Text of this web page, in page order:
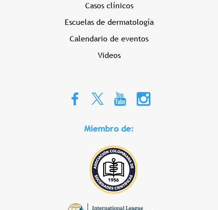
Casos clínicos
Escuelas de dermatología
Calendario de eventos
Videos
Miembro de: